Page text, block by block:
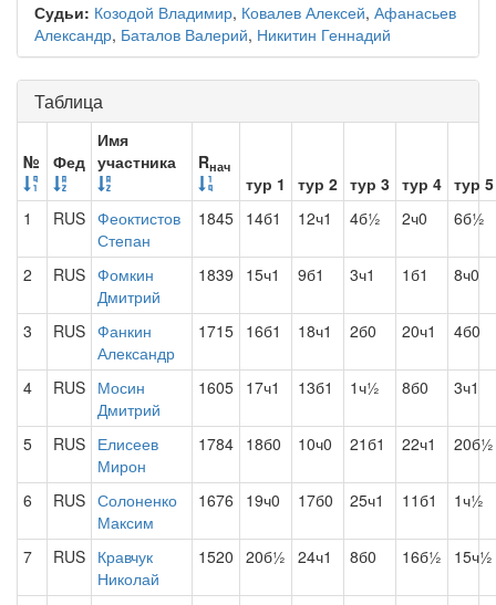
Судьи: Козодой Владимир, Ковалев Алексей, Афанасьев
Александр, Баталов Валерий, Никитин Геннадий
Таблица
№ Фед
Имя
участника
Rнач
тур 1 тур 2 тур 3 тур 4 тур 5
1
RUS Феоктистов
Степан
1845 14б1 12ч1 4б½ 2ч0 6б½
2 RUS Фомкин
Дмитрий
1839 15ч1 9б1 3ч1 1б1 8ч0
3 RUS Фанкин
Александр
1715 16б1 18ч1 2б0 20ч1 4б0
4 RUS Мосин
Дмитрий
1605 17ч1 13б1 1ч½ 8б0 3ч1
5 RUS Елисеев
Мирон
1784 18б0 10ч0 21б1 22ч1 20б½
6 RUS Солоненко
Максим
1676 19ч0 17б0 25ч1 11б1 1ч½
7 RUS Кравчук
Николай
1520 20б½ 24ч1 8б0 16б½ 15ч½